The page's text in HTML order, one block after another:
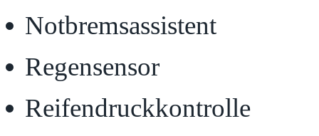
Notbremsassistent
Regensensor
Reifendruckkontrolle